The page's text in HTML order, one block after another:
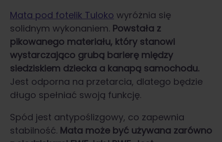
Mata pod fotelik Tuloko wyróżnia się
solidnym wykonaniem. Powstała z
pikowanego materiału, który stanowi
wystarczająco grubą barierę między
siedziskiem dziecka a kanapą samochodu.
Jest odporna na przetarcia, dlatego będzie
długo spełniać swoją funkcję.
Spód jest antypoślizgowy, co zapewnia
stabilność. Mata może być używana zarówno